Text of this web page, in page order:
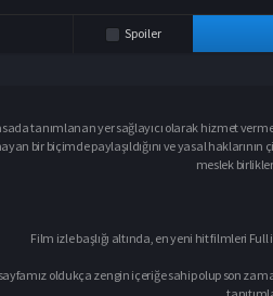
Spoiler
tanımlanan yer sağlayıcı olarak hizmet
bir biçimde paylaşıldığını ve yasal
meslek
Film izle başlığı altında, en yeni hit filmleri
oldukça zengin içeriğe sahip olup son